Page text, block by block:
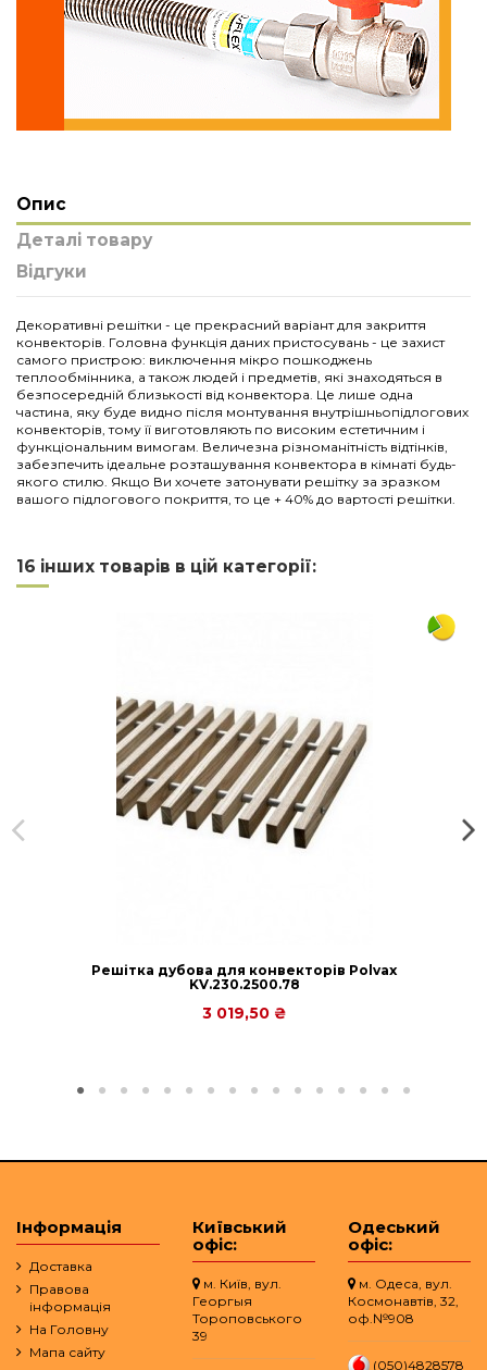
Опис
Деталі товару
Відгуки
Декоративні решітки - це прекрасний варіант для закриття
конвекторів. Головна функція даних пристосувань - це захист
самого пристрою: виключення мікро пошкоджень
теплообмінника, а також людей і предметів, які знаходяться в
безпосередній близькості від конвектора. Це лише одна
частина, яку буде видно після монтування внутрішньопідлогових
конвекторів, тому її виготовляють по високим естетичним і
функціональним вимогам. Величезна різноманітність відтінків,
забезпечить ідеальне розташування конвектора в кімнаті будь-
якого стилю. Якщо Ви хочете затонувати решітку за зразком
вашого підлогового покриття, то це + 40% до вартості решітки.
Ширина
380
16 інших товарів в цій категорії:
Решітка дубова для конвекторів Polvax
KV.230.2500.78
3 019,50 ₴
Інформація
Доставка
Правова
інформація
На Головну
Мапа сайту
Київський
офіс:
м. Київ, вул.
Георгыя
Тороповського
39
Одеський
офіс:
м. Одеса, вул.
Космонавтів, 32,
оф.№908
(050)4828578